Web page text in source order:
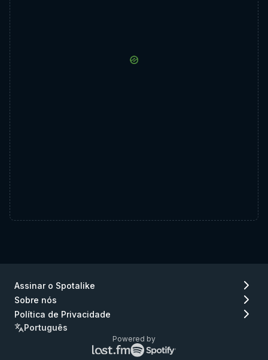
Assinar o Spotalike
Sobre nós
Política de Privacidade
Português
Powered by
Logo